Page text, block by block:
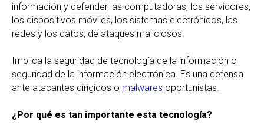
información y defender las computadoras, los servidores,
los dispositivos móviles, los sistemas electrónicos, las
redes y los datos, de ataques maliciosos.
Implica la seguridad de tecnología de la información o
seguridad de la información electrónica. Es una defensa
ante atacantes dirigidos o malwares oportunistas.
¿Por qué es tan importante esta tecnología?